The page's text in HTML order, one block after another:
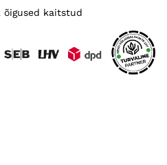
õigused kaitstud